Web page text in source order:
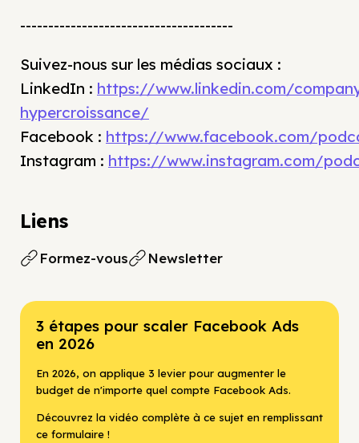
--------------------------------------
Suivez-nous sur les médias sociaux :
LinkedIn : ⁠https://www.linkedin.com/
hypercroissance/⁠
Facebook : ⁠https://www.facebook.com/
Instagram : ⁠https://www.instagram.com/
Liens
Formez-vous Newsletter
3 étapes pour scaler Facebook Ads
en 2026
En 2026, on applique 3 levier pour augmenter le
budget de n'importe quel compte Facebook Ads.
Découvrez la vidéo complète à ce sujet en remplissant
ce formulaire !